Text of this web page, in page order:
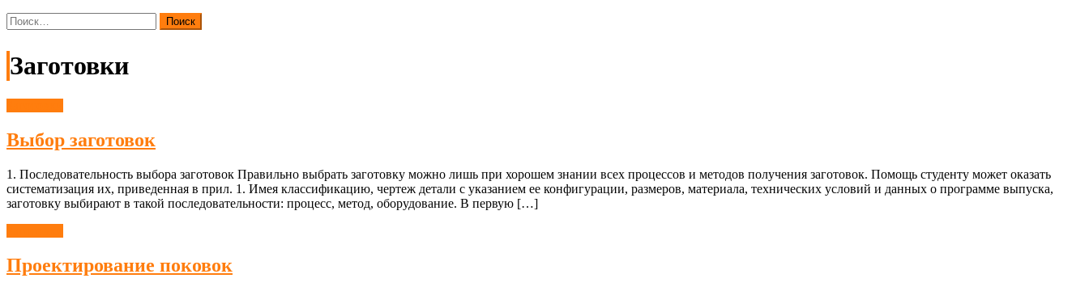
Найти:
Заготовки
Выбор заготовок
1. Последовательность выбора заготовок Правильно выбрать заготовку можно лишь при хорошем знании всех процессов и методов получения заготовок. Помощь студенту может оказать
систематизация их, приведенная в прил. 1. Имея классификацию, чертеж детали с указанием ее конфигурации, размеров, материала, технических условий и данных о программе выпуска,
заготовку выбирают в такой последовательности: процесс, метод, оборудование. В первую […]
Проектирование поковок